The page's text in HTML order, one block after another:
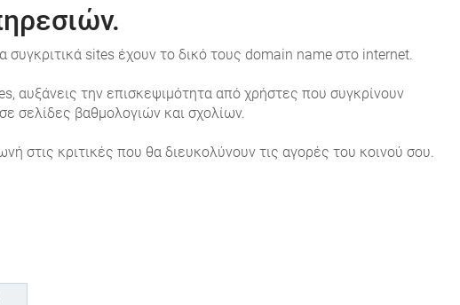
sites έχουν το δικό τους domain name στο internet.
αυξάνεις την επισκεψιμότητα από χρήστες που συγκρίνουν
σελίδες βαθμολογιών και σχολίων.
κριτικές που θα διευκολύνουν τις αγορές του κοινού σου.